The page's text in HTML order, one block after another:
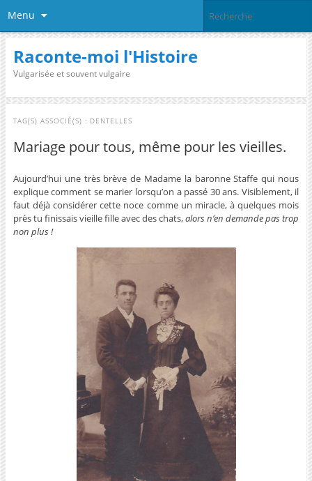
Menu
Raconte-moi l'Histoire
Vulgarisée et souvent vulgaire
TAG(S) ASSOCIÉ(S) : DENTELLES
Mariage pour tous, même pour les vieilles.
Aujourd’hui une très brève de Madame la baronne Staffe qui nous
explique comment se marier lorsqu’on a passé 30 ans. Visiblement, il
faut déjà considérer cette noce comme un miracle, à quelques mois
près tu finissais vieille fille avec des chats,alors n’en demande pas trop
non plus !